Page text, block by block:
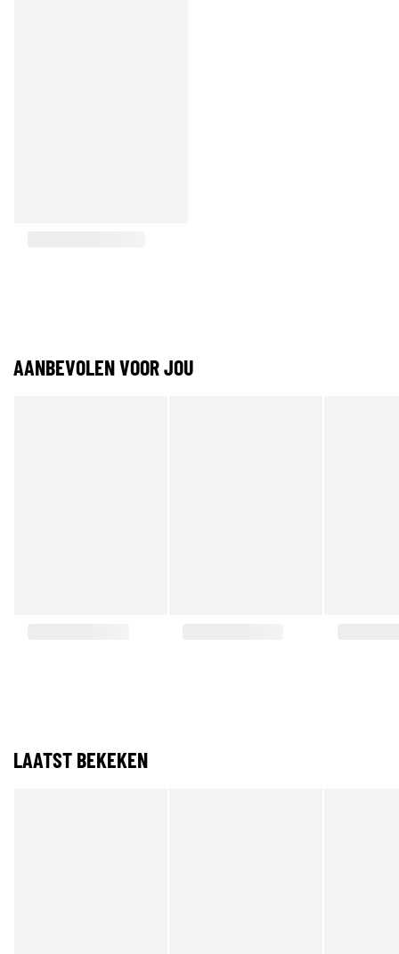
AANBEVOLEN VOOR JOU
LAATST BEKEKEN